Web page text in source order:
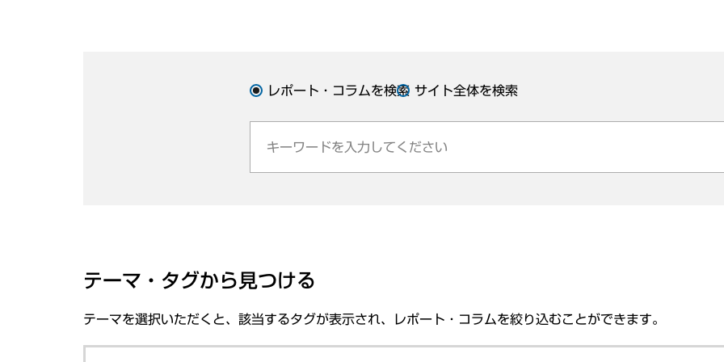
レポート・コラムを検索 サイト全体を検索
テーマ・タグから見つける
テーマを選択いただくと、該当するタグが表示され、レポート・コラムを絞り込むことができます。